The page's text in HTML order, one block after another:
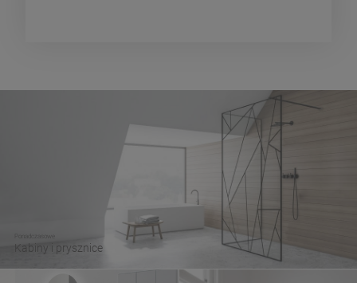
Ponadczasowe
Kabiny i prysznice